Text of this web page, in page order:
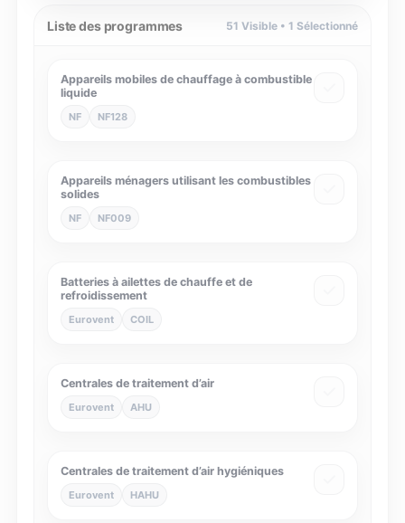
Liste des programmes 51 Visible •1 Sélectionné
Appareils mobiles de chauffage à combustible
liquide
NF NF128
Appareils ménagers utilisant les combustibles
solides
NF NF009
Batteries à ailettes de chauffe et de
refroidissement
Eurovent COIL
Centrales de traitement d’air
Eurovent AHU
Centrales de traitement d’air hygiéniques
Eurovent HAHU